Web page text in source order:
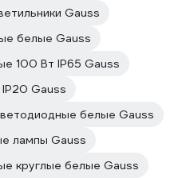
Gauss
белые Gauss
100 Вт IP65 Gauss
Gauss
белые Gauss
лампы Gauss
круглые белые Gauss